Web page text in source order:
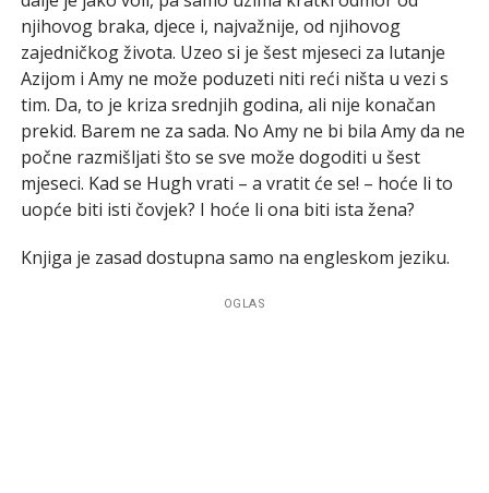
njihovog braka, djece i, najvažnije, od njihovog
zajedničkog života. Uzeo si je šest mjeseci za lutanje
Azijom i Amy ne može poduzeti niti reći ništa u vezi s
tim. Da, to je kriza srednjih godina, ali nije konačan
prekid. Barem ne za sada. No Amy ne bi bila Amy da ne
počne razmišljati što se sve može dogoditi u šest
mjeseci. Kad se Hugh vrati – a vratit će se! – hoće li to
uopće biti isti čovjek? I hoće li ona biti ista žena?
Knjiga je zasad dostupna samo na engleskom jeziku.
OGLAS